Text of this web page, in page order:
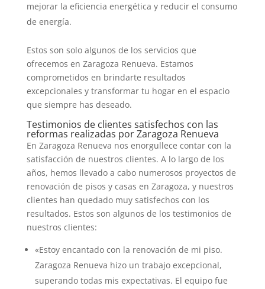
mejorar la eficiencia energética y reducir el consumo
de energía.
Estos son solo algunos de los servicios que
ofrecemos en Zaragoza Renueva. Estamos
comprometidos en brindarte resultados
excepcionales y transformar tu hogar en el espacio
que siempre has deseado.
Testimonios de clientes satisfechos con las
reformas realizadas por Zaragoza Renueva
En Zaragoza Renueva nos enorgullece contar con la
satisfacción de nuestros clientes. A lo largo de los
años, hemos llevado a cabo numerosos proyectos de
renovación de pisos y casas en Zaragoza, y nuestros
clientes han quedado muy satisfechos con los
resultados. Estos son algunos de los testimonios de
nuestros clientes:
«Estoy encantado con la renovación de mi piso.
Zaragoza Renueva hizo un trabajo excepcional,
superando todas mis expectativas. El equipo fue